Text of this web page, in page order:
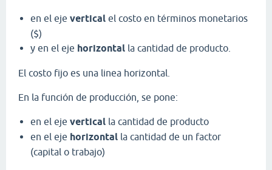
en el eje vertical el costo en términos monetarios
($)
y en el eje horizontal la cantidad de producto.
El costo fijo es una linea horizontal.
En la función de producción, se pone:
en el eje vertical la cantidad de producto
en el eje horizontal la cantidad de un factor
(capital o trabajo)